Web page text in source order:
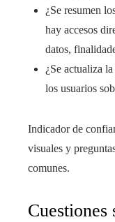
¿Se resumen
hay accesos
datos,
¿Se actualiza
los usuarios
Indicador de
visuales y
comunes.
Cuestiones